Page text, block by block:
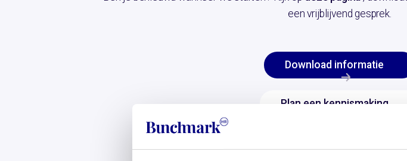
een vrijblijvend gesprek.
Download informatie
Plan een kennismaking